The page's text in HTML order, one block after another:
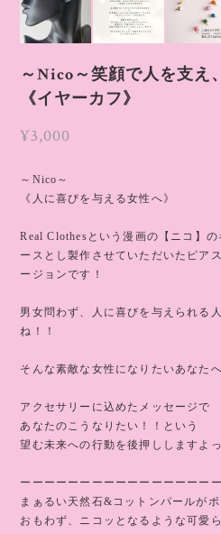
～Nico～笑顔で人を支え
《イヤーカフ》
¥3,000
～Nico～
《人に喜びを与える女性へ》
Real Clothesという漫画の【ニコ】
ースとし製作させていただいたピア
ージョンです！
男女問わず、人に喜びを与えられる
ね！！
そんな素敵な女性になりたいあなた
アクセサリーに込めたメッセージで
あなたのこうなりたい！！という
望む未来への行動を後押ししますよっ
ーーーーーーーーーーーーーーーー
まぁるい天然石&コットンパールがポ
おもわず、ニコッとなるような可愛